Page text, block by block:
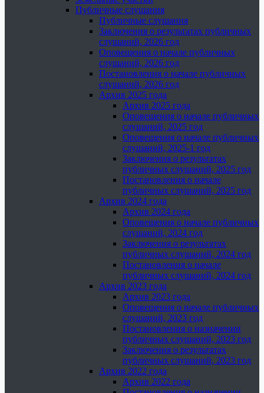
Публичные слушания
Публичные слушания
Заключения о результатах публичных
слушаний, 2026 год
Оповещения о начале публичных
слушаний, 2026 год
Постановления о начале публичных
слушаний, 2026 год
Архив 2025 года
Архив 2025 года
Оповещения о начале публичных
слушаний, 2025 год
Оповещения о начале публичных
слушаний, 2025-1 год
Заключения о результатах
публичных слушаний, 2025 год
Постановления о начале
публичных слушаний, 2025 год
Архив 2024 года
Архив 2024 года
Оповещения о начале публичных
слушаний, 2024 год
Заключения о результатах
публичных слушаний, 2024 год
Постановления о начале
публичных слушаний, 2024 год
Архив 2023 года
Архив 2023 года
Оповещения о начале публичных
слушаний, 2023 год
Постановления о назначении
публичных слушаний, 2023 год
Заключения о результатах
публичных слушаний, 2023 год
Архив 2022 года
Архив 2022 года